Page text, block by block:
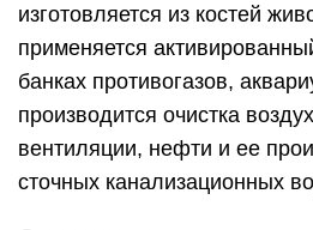
изготовляется из костей
применяется
банках противогазов,
производится очистка
вентиляции, нефти и ее
сточных канализационных